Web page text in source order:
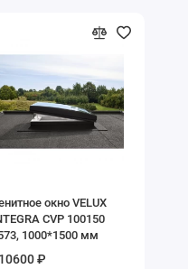
окно VELUX
CVP 100150
1000*1500 мм
₽